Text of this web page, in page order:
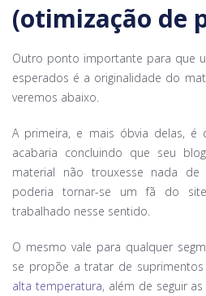
(otimização de
Outro ponto importante para que
esperados é a originalidade do
veremos abaixo.
A primeira, e mais óbvia delas,
acabaria concluindo que seu
material não trouxesse nada
poderia tornar-se um fã do
trabalhado nesse sentido.
O mesmo vale para qualquer
se propõe a tratar de suprimentos
alta temperatura, além de seguir